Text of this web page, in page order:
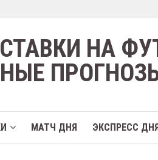
НА
МАТЧ ДНЯ ЭКСПРЕСС